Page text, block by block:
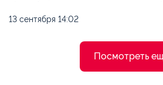
13 сентября 14:02
Посмотреть